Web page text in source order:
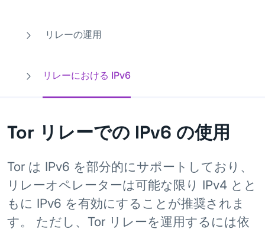
リレーの運用
リレーにおける IPv6
Tor リレーでの IPv6 の使用
Tor は IPv6 を部分的にサポートしており、
リレーオペレーターは可能な限り IPv4 とと
もに IPv6 を有効にすることが推奨されま
す。 ただし、Tor リレーを運用するには依